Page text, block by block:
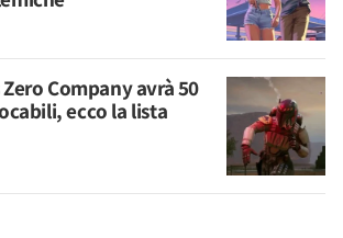
Company avrà 50
ecco la lista